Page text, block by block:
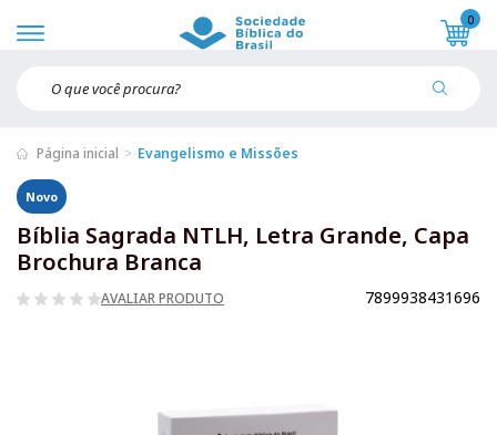
0
Página inicial Evangelismo e Missões
Novo
Bíblia Sagrada NTLH, Letra Grande, Capa
Brochura Branca
AVALIAR PRODUTO 7899938431696